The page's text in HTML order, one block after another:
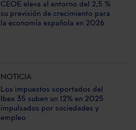
CEOE eleva al entorno del 2,5 %
su previsión de crecimiento para
la economía española en 2026
NOTICIA
Los impuestos soportados del
Ibex 35 suben un 12% en 2025
impulsados por sociedades y
empleo